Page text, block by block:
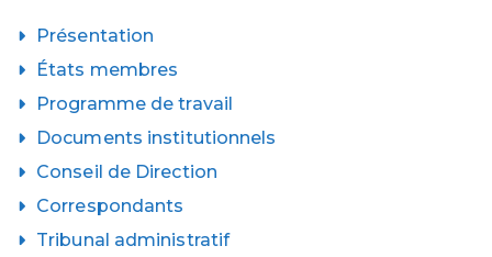
Présentation
États membres
Programme de travail
Documents institutionnels
Conseil de Direction
Correspondants
Tribunal administratif